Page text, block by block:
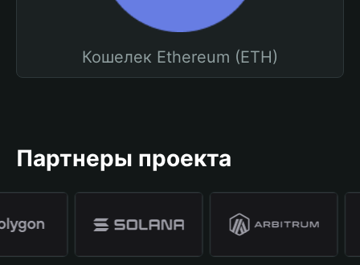
Кошелек Ethereum (ETH)
Партнеры проекта